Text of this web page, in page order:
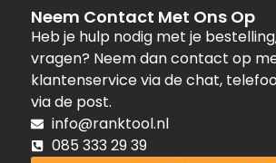
Neem Contact Met Ons Op
Heb je hulp nodig met je
vragen? Neem dan contact op
klantenservice via de chat,
via de post.
info@ranktool.nl
085 333 29 39